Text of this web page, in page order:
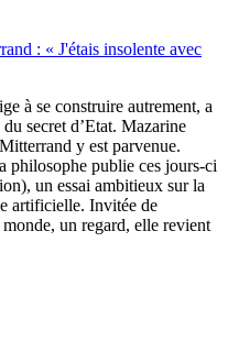
: « J'étais insolente avec
à se construire autrement, a
secret d’Etat. Mazarine
y est parvenue.
philosophe publie ces jours-ci
un essai ambitieux sur la
artificielle. Invitée de
un regard, elle revient